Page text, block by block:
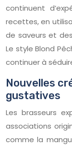
continuent
recettes, en
de saveurs et
Le style Blond
continuer à
Nouvelles
gustatives
Les brasseurs
associations
comme la